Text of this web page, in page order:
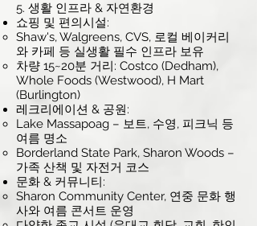
5. 생활 인프라 & 자연환경
쇼핑 및 편의시설:
Shaw's, Walgreens, CVS, 로컬 베이커리
와 카페 등 실생활 필수 인프라 보유
차량 15~20분 거리: Costco (Dedham),
Whole Foods (Westwood), H Mart
(Burlington)
레크리에이션 & 공원:
Lake Massapoag – 보트, 수영, 피크닉 등
여름 명소
Borderland State Park, Sharon Woods –
가족 산책 및 자전거 코스
문화 & 커뮤니티:
Sharon Community Center, 연중 문화 행
사와 여름 콘서트 운영